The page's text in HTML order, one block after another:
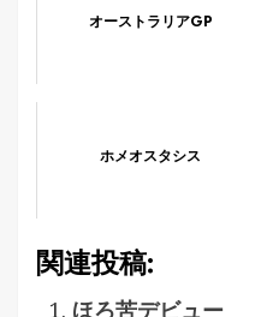
オーストラリアGP
ホメオスタシス
関連投稿:
ほろ苦デビュー